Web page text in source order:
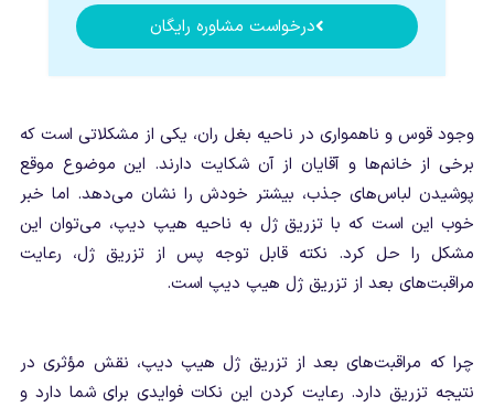
درخواست مشاوره رایگان
وجود قوس و ناهمواری در ناحیه بغل ران، یکی از مشکلاتی است که
برخی از خانم‌ها و آقایان از آن شکایت دارند. این موضوع موقع
پوشیدن لباس‌های جذب، بیشتر خودش را نشان می‌دهد. اما خبر
خوب این است که با تزریق ژل به ناحیه هیپ دیپ، می‌توان این
مشکل را حل کرد. نکته قابل توجه پس از تزریق ژل، رعایت
مراقبت‌های بعد از تزریق ژل هیپ دیپ است.
چرا که مراقبت‌های بعد از تزریق ژل هیپ دیپ، نقش مؤثری در
نتیجه تزریق دارد. رعایت کردن این نکات فوایدی برای شما دارد و